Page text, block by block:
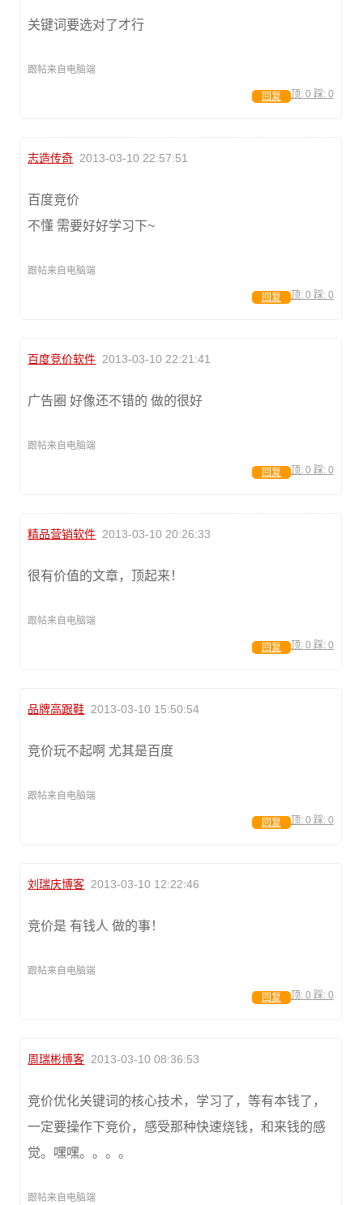
关键词要选对了才行
跟帖来自电脑端
顶: 0 踩: 0
回复
志造传奇 2013-03-10 22:57:51
百度竞价
不懂 需要好好学习下~
跟帖来自电脑端
顶: 0 踩: 0
回复
百度竞价软件 2013-03-10 22:21:41
广告圈 好像还不错的 做的很好
跟帖来自电脑端
顶: 0 踩: 0
回复
精品营销软件 2013-03-10 20:26:33
很有价值的文章，顶起来！
跟帖来自电脑端
顶: 0 踩: 0
回复
品牌高跟鞋 2013-03-10 15:50:54
竞价玩不起啊 尤其是百度
跟帖来自电脑端
顶: 0 踩: 0
回复
刘瑞庆博客 2013-03-10 12:22:46
竞价是 有钱人 做的事！
跟帖来自电脑端
顶: 0 踩: 0
回复
周瑞彬博客 2013-03-10 08:36:53
竞价优化关键词的核心技术，学习了，等有本钱了，
一定要操作下竞价，感受那种快速烧钱，和来钱的感
觉。嘿嘿。。。。
跟帖来自电脑端